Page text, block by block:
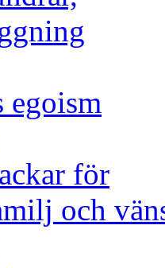
egoism
för
och